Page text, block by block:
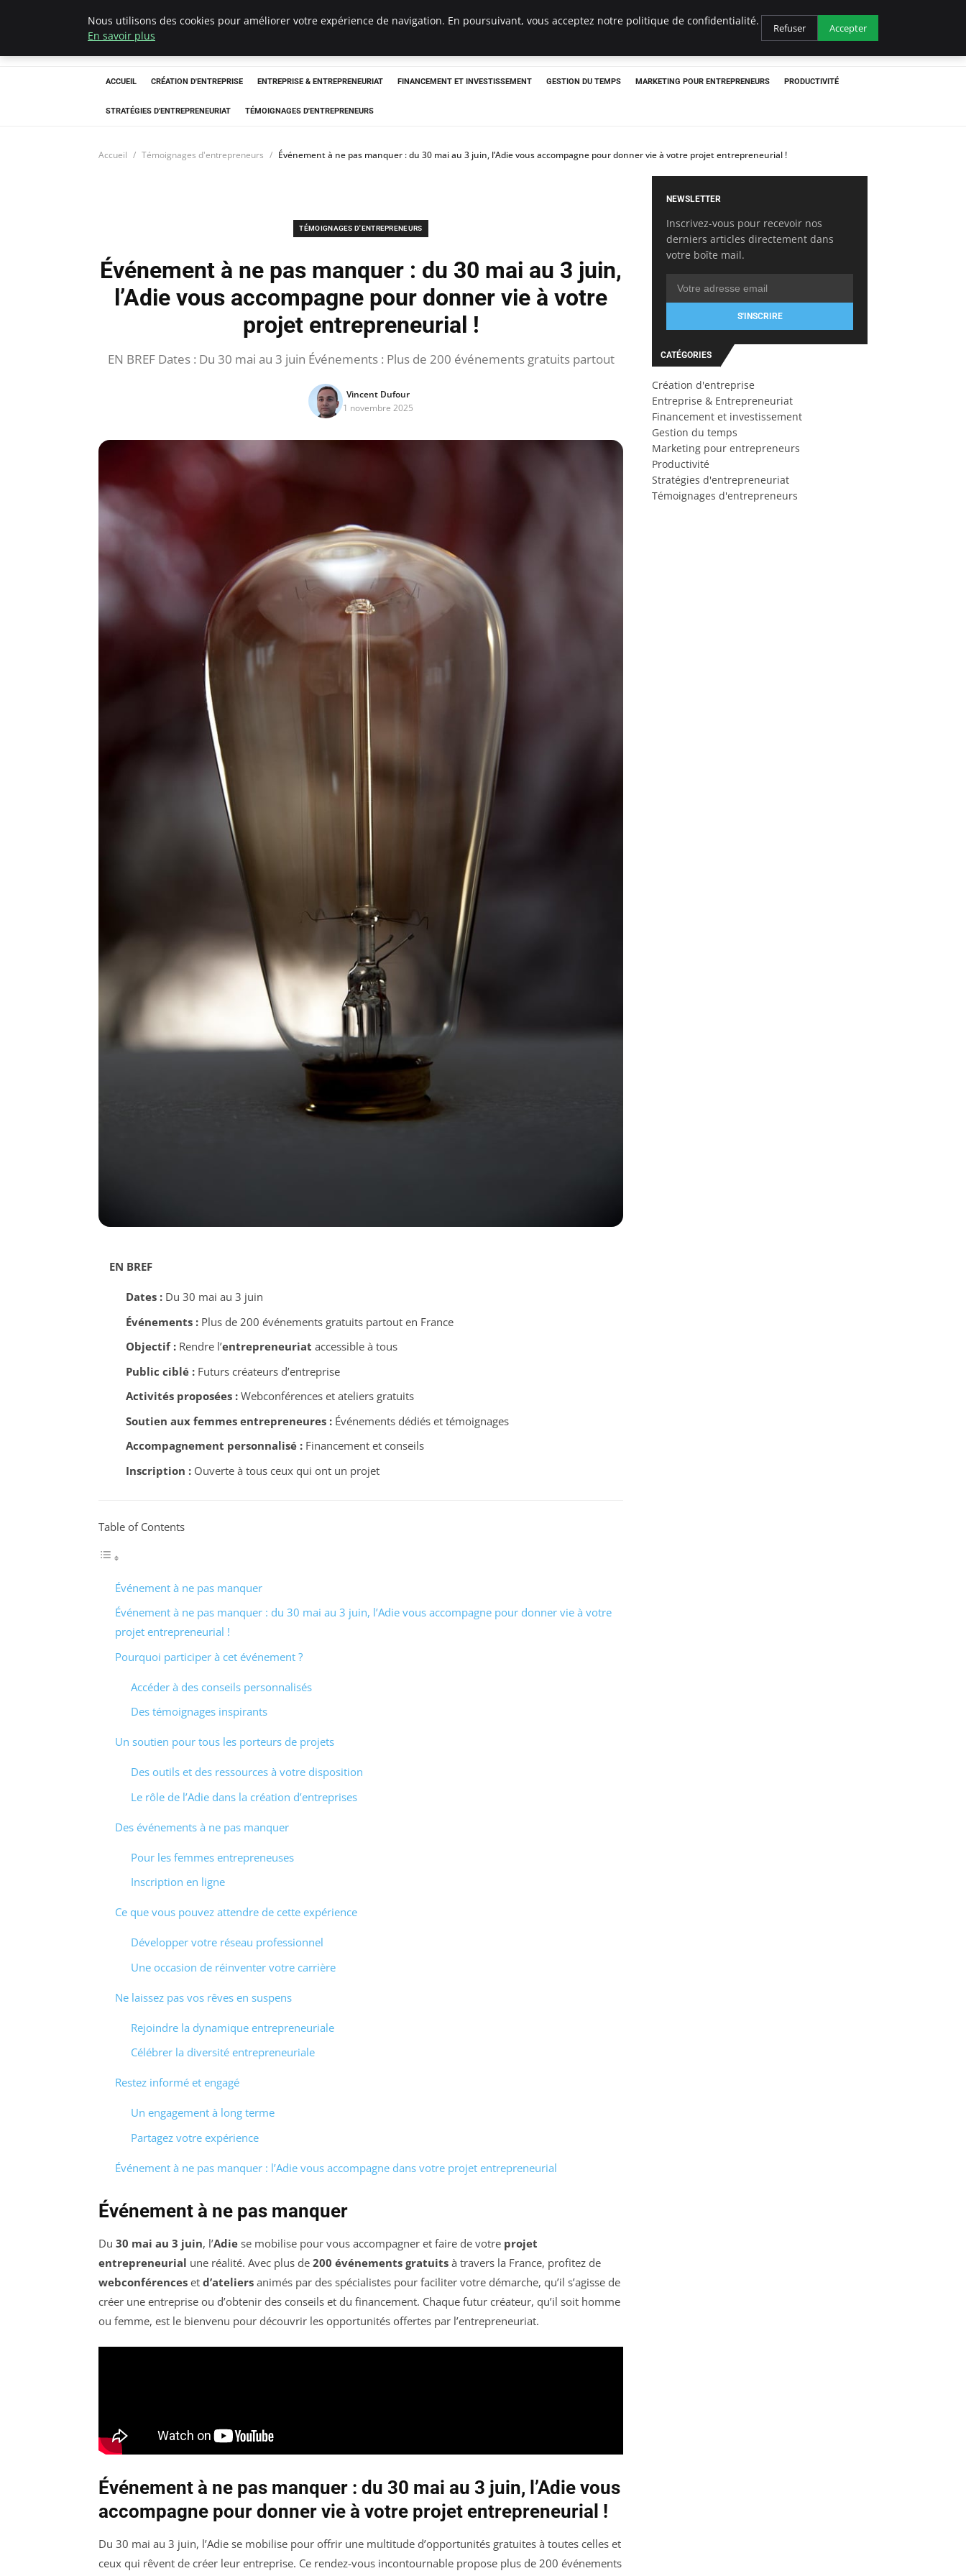
LECFCM
ACCUEIL CRÉATION D'ENTREPRISE ENTREPRISE & ENTREPRENEURIAT FINANCEMENT ET INVESTISSEMENT GESTION DU TEMPS MARKETING POUR ENTREPRENEURS PRODUCTIVITÉ
STRATÉGIES D'ENTREPRENEURIAT TÉMOIGNAGES D'ENTREPRENEURS
Accueil Témoignages d'entrepreneurs Événement à ne pas manquer : du 30 mai au 3 juin, l’Adie vous accompagne pour donner vie à votre projet entrepreneurial !
TÉMOIGNAGES D'ENTREPRENEURS
Événement à ne pas manquer : du 30 mai au 3 juin,
l’Adie vous accompagne pour donner vie à votre
projet entrepreneurial !
EN BREF Dates : Du 30 mai au 3 juin Événements : Plus de 200 événements gratuits partout
Vincent Dufour
1 novembre 2025
EN BREF
Dates :Du 30 mai au 3 juin
Événements :Plus de 200 événements gratuits partout en France
Objectif :Rendre l’entrepreneuriat accessible à tous
Public ciblé :Futurs créateurs d’entreprise
Activités proposées :Webconférences et ateliers gratuits
Soutien aux femmes entrepreneures :Événements dédiés et témoignages
Accompagnement personnalisé :Financement et conseils
Inscription :Ouverte à tous ceux qui ont un projet
Table of Contents
Événement à ne pas manquer
Événement à ne pas manquer : du 30 mai au 3 juin, l’Adie vous accompagne pour donner vie à votre
projet entrepreneurial !
Pourquoi participer à cet événement ?
Accéder à des conseils personnalisés
Des témoignages inspirants
Un soutien pour tous les porteurs de projets
Des outils et des ressources à votre disposition
Le rôle de l’Adie dans la création d’entreprises
Des événements à ne pas manquer
Pour les femmes entrepreneuses
Inscription en ligne
Ce que vous pouvez attendre de cette expérience
Développer votre réseau professionnel
Une occasion de réinventer votre carrière
Ne laissez pas vos rêves en suspens
Rejoindre la dynamique entrepreneuriale
Célébrer la diversité entrepreneuriale
Restez informé et engagé
Un engagement à long terme
Partagez votre expérience
Événement à ne pas manquer : l’Adie vous accompagne dans votre projet entrepreneurial
Événement à ne pas manquer
Du 30 mai au 3 juin, l’Adie se mobilise pour vous accompagner et faire de votre projet
entrepreneurial une réalité. Avec plus de 200 événements gratuits à travers la France, profitez de
webconférences et d’ateliers animés par des spécialistes pour faciliter votre démarche, qu’il s’agisse de
créer une entreprise ou d’obtenir des conseils et du financement. Chaque futur créateur, qu’il soit homme
ou femme, est le bienvenu pour découvrir les opportunités offertes par l’entrepreneuriat.
Événement à ne pas manquer : du 30 mai au 3 juin, l’Adie vous
accompagne pour donner vie à votre projet entrepreneurial !
Du 30 mai au 3 juin, l’Adie se mobilise pour offrir une multitude d’opportunités gratuites à toutes celles et
ceux qui rêvent de créer leur entreprise. Ce rendez-vous incontournable propose plus de 200 événements
NEWSLETTER
Inscrivez-vous pour recevoir nos
derniers articles directement dans
votre boîte mail.
S'INSCRIRE
CATÉGORIES
Création d'entreprise
Entreprise & Entrepreneuriat
Financement et investissement
Gestion du temps
Marketing pour entrepreneurs
Productivité
Stratégies d'entrepreneuriat
Témoignages d'entrepreneurs
Nous utilisons des cookies pour améliorer votre expérience de navigation. En poursuivant, vous acceptez notre politique de confidentialité.
En savoir plus
Refuser Accepter